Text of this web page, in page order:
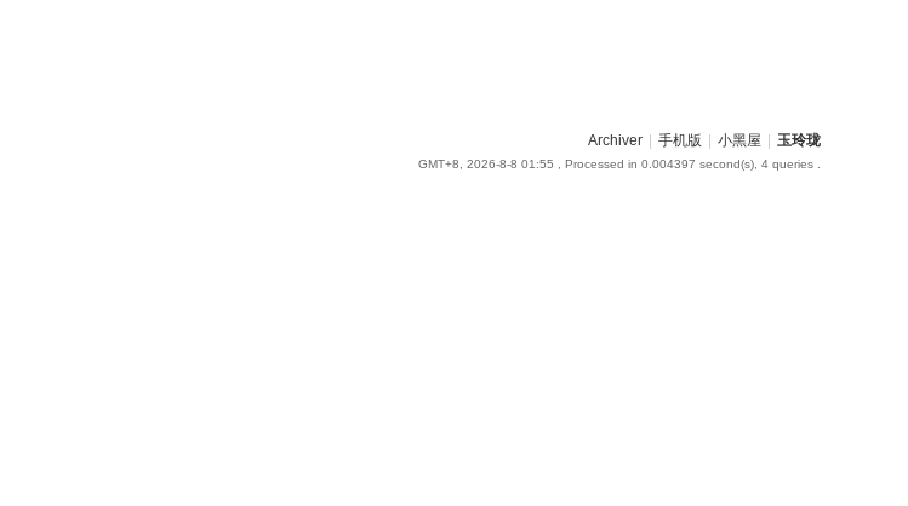
Archiver 手机版 小黑屋 玉玲珑
GMT+8, 2026-8-8 01:55 , Processed in 0.004397 second(s), 4 queries .